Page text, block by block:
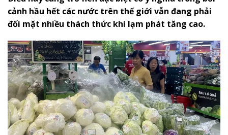
cảnh hầu hết các nước trên thế giới vẫn đang phải
đối mặt nhiều thách thức khi lạm phát tăng cao.